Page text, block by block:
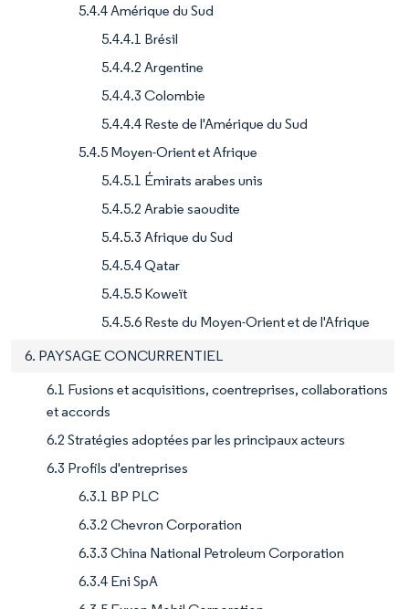
5.4.4 Amérique du Sud
5.4.4.1 Brésil
5.4.4.2 Argentine
5.4.4.3 Colombie
5.4.4.4 Reste de l'Amérique du Sud
5.4.5 Moyen-Orient et Afrique
5.4.5.1 Émirats arabes unis
5.4.5.2 Arabie saoudite
5.4.5.3 Afrique du Sud
5.4.5.4 Qatar
5.4.5.5 Koweït
5.4.5.6 Reste du Moyen-Orient et de l'Afrique
6. PAYSAGE CONCURRENTIEL
6.1 Fusions et acquisitions, coentreprises, collaborations
et accords
6.2 Stratégies adoptées par les principaux acteurs
6.3 Profils d'entreprises
6.3.1 BP PLC
6.3.2 Chevron Corporation
6.3.3 China National Petroleum Corporation
6.3.4 Eni SpA